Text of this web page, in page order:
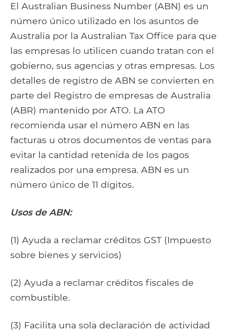
El Australian Business Number (ABN) es un
número único utilizado en los asuntos de
Australia por la Australian Tax Office para que
las empresas lo utilicen cuando tratan con el
gobierno, sus agencias y otras empresas. Los
detalles de registro de ABN se convierten en
parte del Registro de empresas de Australia
(ABR) mantenido por ATO. La ATO
recomienda usar el número ABN en las
facturas u otros documentos de ventas para
evitar la cantidad retenida de los pagos
realizados por una empresa. ABN es un
número único de 11 dígitos.
Usos de ABN:
(1) Ayuda a reclamar créditos GST (Impuesto
sobre bienes y servicios)
(2) Ayuda a reclamar créditos fiscales de
combustible.
(3) Facilita una sola declaración de actividad